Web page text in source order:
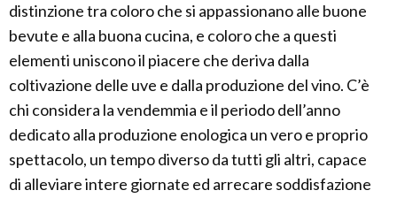
distinzione tra coloro che si appassionano alle buone
bevute e alla buona cucina, e coloro che a questi
elementi uniscono il piacere che deriva dalla
coltivazione delle uve e dalla produzione del vino. C’è
chi considera la vendemmia e il periodo dell’anno
dedicato alla produzione enologica un vero e proprio
spettacolo, un tempo diverso da tutti gli altri, capace
di alleviare intere giornate ed arrecare soddisfazione